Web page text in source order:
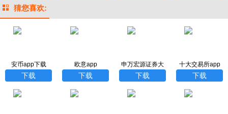
猜您喜欢:
安币app下载
下载
欧意app
下载
申万宏源证券大
赢家
下载
十大交易所app
下载
下载